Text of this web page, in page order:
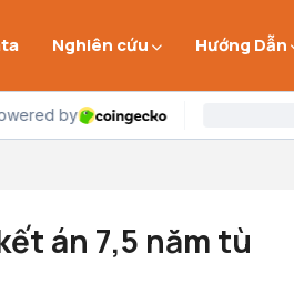
Nghiên cứu Hướng Dẫn
án 7,5 năm tù